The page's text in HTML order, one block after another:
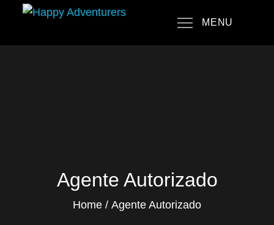
content
MENU
Agente Autorizado
Home Agente Autorizado